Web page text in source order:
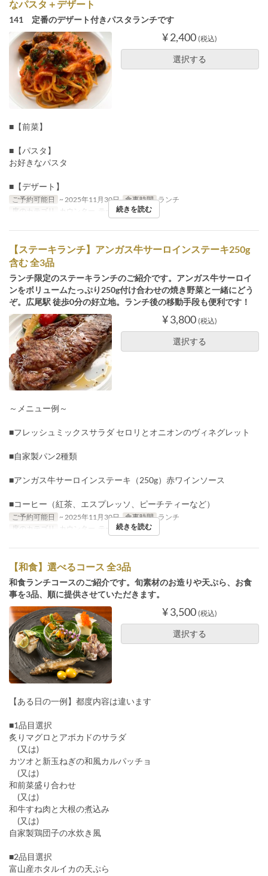
なパスタ＋デザート
141 定番のデザート付きパスタランチです
¥ 2,400 (税込)
選択する
■【前菜】
■【パスタ】
お好きなパスタ
■【デザート】
ご予約可能日 ~ 2025年11月30日 食事時間 ランチ
席のカテゴリ
カウンター, テーブル続きを読む
【ステーキランチ】アンガス牛サーロインステーキ250g
含む 全3品
ランチ限定のステーキランチのご紹介です。アンガス牛サーロイ
ンをボリュームたっぷり250g付け合わせの焼き野菜と一緒にどう
ぞ。広尾駅 徒歩0分の好立地。ランチ後の移動手段も便利です！
¥ 3,800 (税込)
選択する
～メニュー例～
■フレッシュミックスサラダ セロリとオニオンのヴィネグレット
■自家製パン2種類
■アンガス牛サーロインステーキ（250g）赤ワインソース
■コーヒー（紅茶、エスプレッソ、ピーチティーなど）
ご予約可能日 ~ 2025年11月30日 食事時間 ランチ
席のカテゴリ
カウンター, テーブル続きを読む
【和食】選べるコース 全3品
和食ランチコースのご紹介です。旬素材のお造りや天ぷら、お食
事を3品、順に提供させていただきます。
¥ 3,500 (税込)
選択する
【ある日の一例】都度内容は違います
■1品目選択
炙りマグロとアボカドのサラダ
(又は)
カツオと新玉ねぎの和風カルパッチョ
(又は)
和前菜盛り合わせ
(又は)
和牛すね肉と大根の煮込み
(又は)
自家製鶏団子の水炊き風
■2品目選択
富山産ホタルイカの天ぷら